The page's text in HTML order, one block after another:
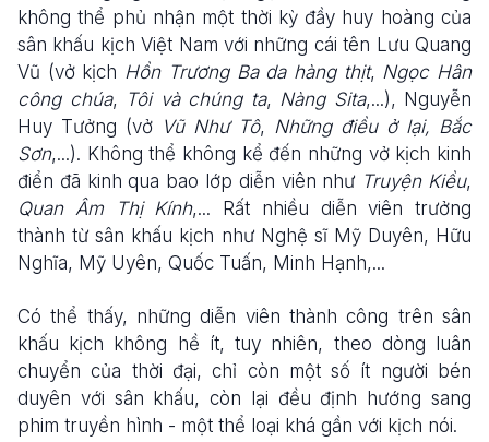
không thể phủ nhận một thời kỳ đầy huy hoàng của
sân khấu kịch Việt Nam với những cái tên Lưu Quang
Vũ (vở kịch Hồn Trương Ba da hàng thịt, Ngọc Hân
công chúa, Tôi và chúng ta, Nàng Sita,...), Nguyễn
Huy Tưởng (vở Vũ Như Tô, Những điều ở lại, Bắc
Sơn,...). Không thể không kể đến những vở kịch kinh
điển đã kinh qua bao lớp diễn viên như Truyện Kiều,
Quan Âm Thị Kính,... Rất nhiều diễn viên trưởng
thành từ sân khấu kịch như Nghệ sĩ Mỹ Duyên, Hữu
Nghĩa, Mỹ Uyên, Quốc Tuấn, Minh Hạnh,...
Có thể thấy, những diễn viên thành công trên sân
khấu kịch không hề ít, tuy nhiên, theo dòng luân
chuyển của thời đại, chỉ còn một số ít người bén
duyên với sân khấu, còn lại đều định hướng sang
phim truyền hình - một thể loại khá gần với kịch nói.